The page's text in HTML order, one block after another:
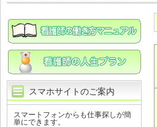
スマホサイトのご案内
スマートフォンからも仕事探しが簡
単にできます。